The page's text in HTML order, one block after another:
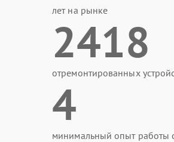
лет на рынке
2418
отремонтированных
4
минимальный опыт работы